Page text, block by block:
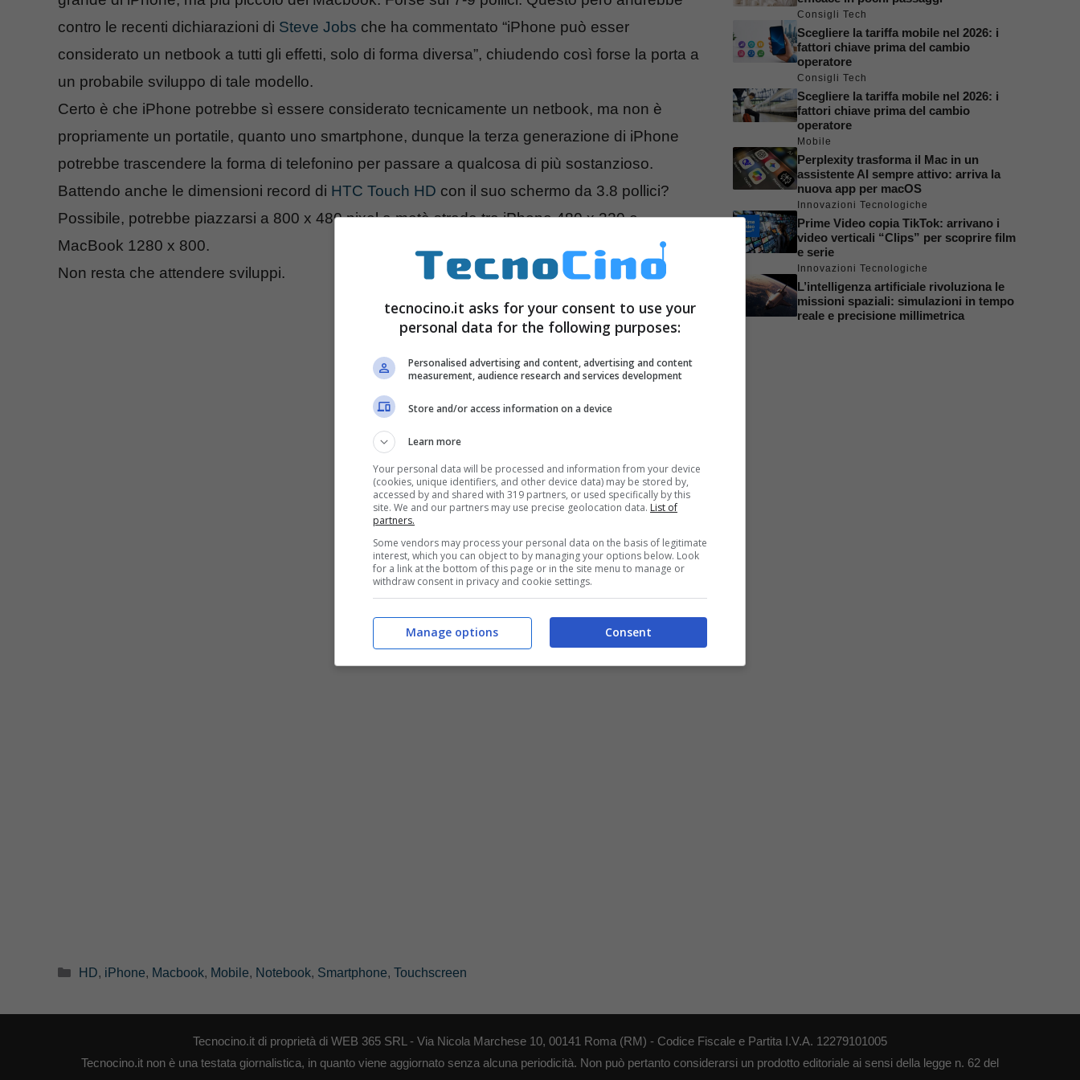
contro le recenti dichiarazioni di Steve Jobs che ha commentato “iPhone può esser
considerato un netbook a tutti gli effetti, solo di forma diversa”, chiudendo così forse la porta a
un probabile sviluppo di tale modello.
Certo è che iPhone potrebbe sì essere considerato tecnicamente un netbook, ma non è
propriamente un portatile, quanto uno smartphone, dunque la terza generazione di iPhone
potrebbe trascendere la forma di telefonino per passare a qualcosa di più sostanzioso.
Battendo anche le dimensioni record di HTC Touch HD con il suo schermo da 3.8 pollici?
Possibile, potrebbe piazzarsi a 800 x 480 pixel a metà strada tra iPhone 480 x 320 e
MacBook 1280 x 800.
Non resta che attendere sviluppi.
Categorie
HD, iPhone, Macbook, Mobile, Notebook, Smartphone, Touchscreen
Consigli Tech
Scegliere la tariffa mobile nel 2026: i
fattori chiave prima del cambio
operatore
Consigli Tech
Scegliere la tariffa mobile nel 2026: i
fattori chiave prima del cambio
operatore
Mobile
Perplexity trasforma il Mac in un
assistente AI sempre attivo: arriva la
nuova app per macOS
Innovazioni Tecnologiche
Prime Video copia TikTok: arrivano i
video verticali “Clips” per scoprire film
e serie
Innovazioni Tecnologiche
L’intelligenza artificiale rivoluziona le
missioni spaziali: simulazioni in tempo
reale e precisione millimetrica
Tecnocino.it di proprietà di WEB 365 SRL - Via Nicola Marchese 10, 00141 Roma (RM) - Codice Fiscale e Partita I.V.A. 12279101005
Tecnocino.it non è una testata giornalistica, in quanto viene aggiornato senza alcuna periodicità. Non può pertanto considerarsi un prodotto editoriale ai sensi della legge n. 62 del
tecnocino.it asks for your consent to use your
personal data for the following purposes:
Personalised advertising and content, advertising and content
measurement, audience research and services development
Store and/or access information on a device
Learn more
Your personal data will be processed and information from your device
(cookies, unique identifiers, and other device data) may be stored by,
accessed by and shared with 319 partners, or used specifically by this
site. We and our partners may use precise geolocation data. List of
partners.
Some vendors may process your personal data on the basis of legitimate
interest, which you can object to by managing your options below. Look
for a link at the bottom of this page or in the site menu to manage or
withdraw consent in privacy and cookie settings.
Consent
Manage options